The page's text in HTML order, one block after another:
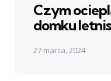
Czym
domku
27 marca, 2024